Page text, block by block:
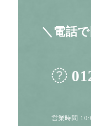
＼電話
営業時間